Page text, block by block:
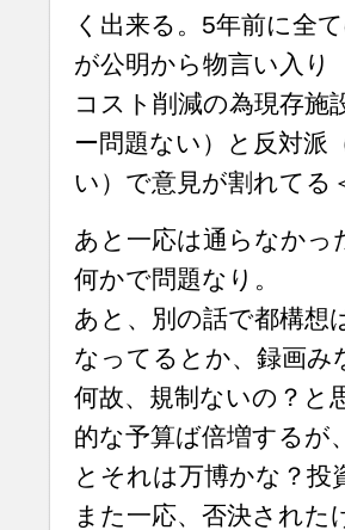
く出来る。5年前に全
が公明から物言い入り
コスト削減の為現存施
ー問題ない）と反対派
い）で意見が割れてる
あと一応は通らなかっ
何かで問題なり。
あと、別の話で都構想
なってるとか、録画み
何故、規制ないの？と
的な予算ば倍増するが
とそれは万博かな？投
また一応、否決され